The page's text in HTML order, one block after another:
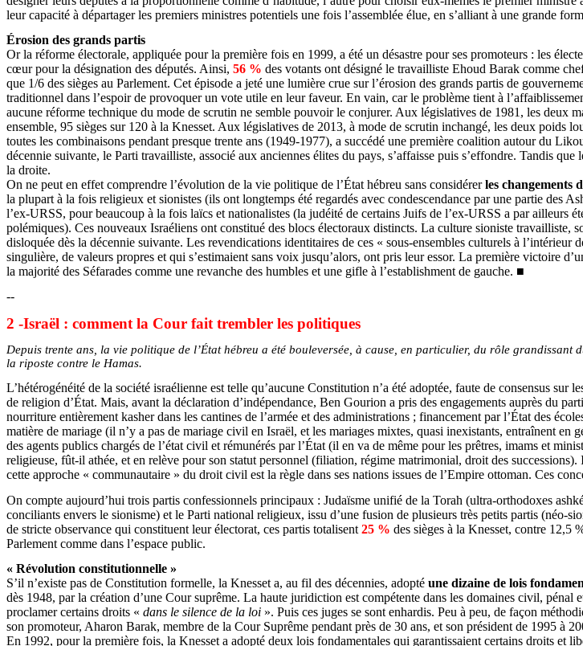
leur capacité à départager les premiers ministres potentiels une fois l’assemblée élue, en s’alliant à une grande
Érosion des grands partis
Or la réforme électorale, appliquée pour la première fois en 1999, a été un désastre pour ses promoteurs : les
cœur pour la désignation des députés. Ainsi, 56 % des votants ont désigné le travailliste Ehoud Barak comme
que 1/6 des sièges au Parlement. Cet épisode a jeté une lumière crue sur l’érosion des grands partis de
traditionnel dans l’espoir de provoquer un vote utile en leur faveur. En vain, car le problème tient à
aucune réforme technique du mode de scrutin ne semble pouvoir le conjurer. Aux législatives de 1981, les deux
ensemble, 95 sièges sur 120 à la Knesset. Aux législatives de 2013, à mode de scrutin inchangé, les deux poids
toutes les combinaisons pendant presque trente ans (1949-1977), a succédé une première coalition autour du
décennie suivante, le Parti travailliste, associé aux anciennes élites du pays, s’affaisse puis s’effondre. Tandis
la droite.
On ne peut en effet comprendre l’évolution de la vie politique de l’État hébreu sans considérerles changements
la plupart à la fois religieux et sionistes (ils ont longtemps été regardés avec condescendance par une partie des
l’ex-URSS, pour beaucoup à la fois laïcs et nationalistes (la judéité de certains Juifs de l’ex-URSS a par ailleurs
polémiques). Ces nouveaux Israéliens ont constitué des blocs électoraux distincts. La culture sioniste travailliste,
disloquée dès la décennie suivante. Les revendications identitaires de ces « sous-ensembles culturels à
singulière, de valeurs propres et qui s’estimaient sans voix jusqu’alors, ont pris leur essor. La première victoire
la majorité des Séfarades comme une revanche des humbles et une gifle à l’establishment de gauche. ■
--
2 -Israël : comment la Cour fait trembler les politiques
Depuis trente ans, la vie politique de l’État hébreu a été bouleversée, à cause, en particulier, du rôle
la riposte contre le Hamas.
L’hétérogénéité de la société israélienne est telle qu’aucune Constitution n’a été adoptée, faute de consensus
de religion d’État. Mais, avant la déclaration d’indépendance, Ben Gourion a pris des engagements auprès du
nourriture entièrement kasher dans les cantines de l’armée et des administrations ; financement par l’État des
matière de mariage (il n’y a pas de mariage civil en Israël, et les mariages mixtes, quasi inexistants, entraînent
des agents publics chargés de l’état civil et rémunérés par l’État (il en va de même pour les prêtres, imams et
religieuse, fût-il athée, et en relève pour son statut personnel (filiation, régime matrimonial, droit des
cette approche « communautaire » du droit civil est la règle dans ses nations issues de l’Empire ottoman. Ces
On compte aujourd’hui trois partis confessionnels principaux : Judaïsme unifié de la Torah (ultra-orthodoxes
conciliants envers le sionisme) et le Parti national religieux, issu d’une fusion de plusieurs très petits partis (néo-
de stricte observance qui constituent leur électorat, ces partis totalisent 25 % des sièges à la Knesset, contre 12,5
Parlement comme dans l’espace public.
« Révolution constitutionnelle »
S’il n’existe pas de Constitution formelle, la Knesset a, au fil des décennies, adopté une dizaine de lois
dès 1948, par la création d’une Cour suprême. La haute juridiction est compétente dans les domaines civil, pénal
proclamer certains droits « dans le silence de la loi ». Puis ces juges se sont enhardis. Peu à peu, de façon
son promoteur, Aharon Barak, membre de la Cour Suprême pendant près de 30 ans, et son président de 1995 à
En 1992, pour la première fois, la Knesset a adopté deux lois fondamentales qui garantissaient certains droits et